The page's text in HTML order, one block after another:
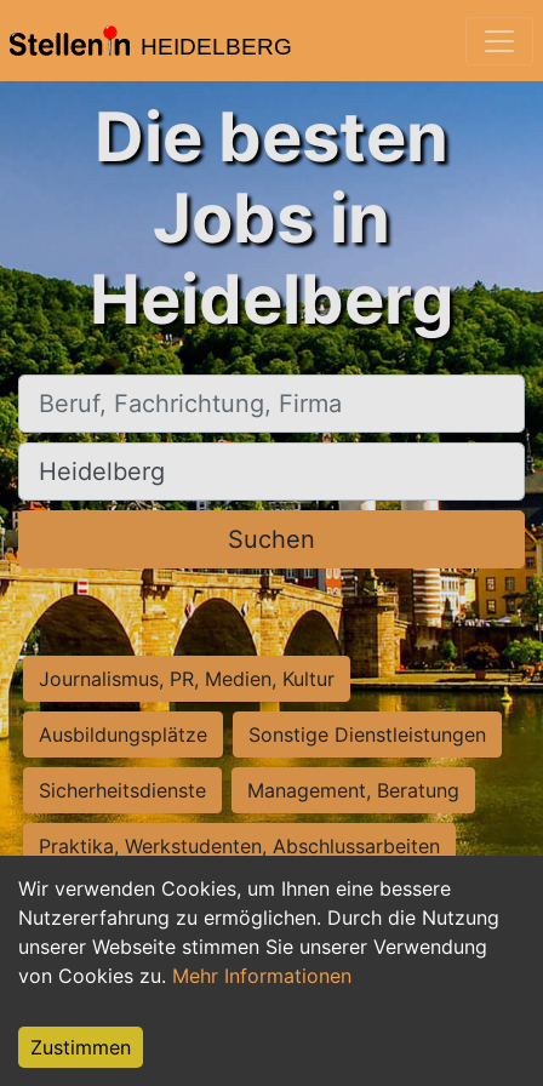
HEIDELBERG
Wir verwenden Cookies, um Ihnen eine bessere
Nutzererfahrung zu ermöglichen. Durch die Nutzung
unserer Webseite stimmen Sie unserer Verwendung
von Cookies zu. Mehr Informationen
Zustimmen
Die besten
Jobs in
Heidelberg
Beruf, Fachrichtung, Firma
Ort, Stadt
Suchen
Journalismus, PR, Medien, Kultur
Ausbildungsplätze Sonstige Dienstleistungen
Sicherheitsdienste Management, Beratung
Praktika, Werkstudenten, Abschlussarbeiten
Personalwesen Assistenz, Sekretariat
Hilfskräfte, Aushilfs- und Nebenjobs
Weiterbildung, Studium, duale Ausbildung